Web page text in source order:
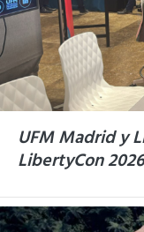
UFM Madrid y
LibertyCon 2026